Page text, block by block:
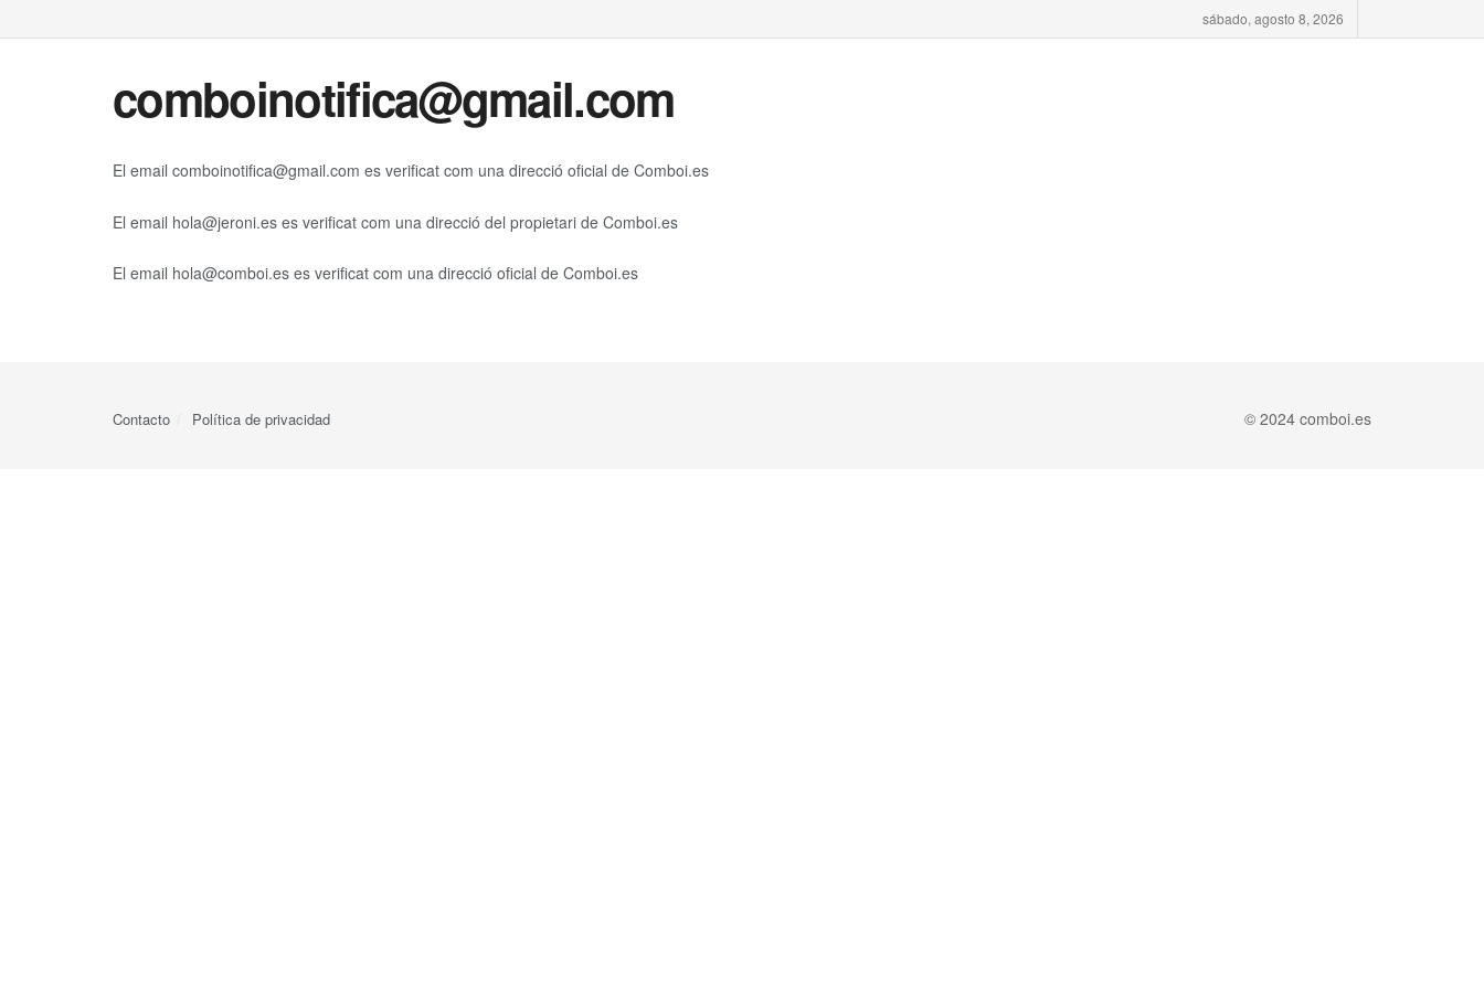
sábado, agosto 8, 2026
comboinotifica@gmail.com
El email comboinotifica@gmail.com es verificat com una direcció oficial de Comboi.es
El email hola@jeroni.es es verificat com una direcció del propietari de Comboi.es
El email hola@comboi.es es verificat com una direcció oficial de Comboi.es
Contacto Política de privacidad © 2024 comboi.es